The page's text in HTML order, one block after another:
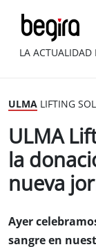
LA ACTUALIDAD
ULMA LIFTING
ULMA
la
nueva
Ayer
sangre en